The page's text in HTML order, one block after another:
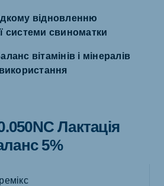
відновленню
системи свиноматки
вітамінів і мінералів
Лактація
5%